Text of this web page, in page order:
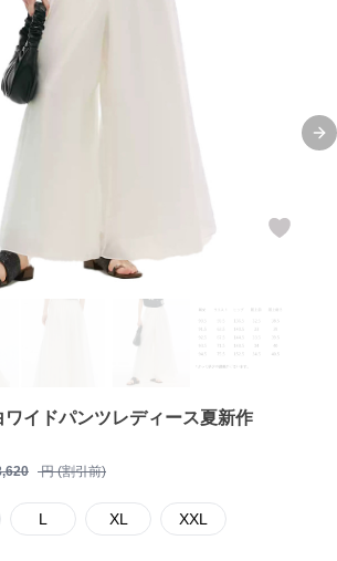
ワイドパンツレディース夏新作
円 (割引前)
L XL XXL